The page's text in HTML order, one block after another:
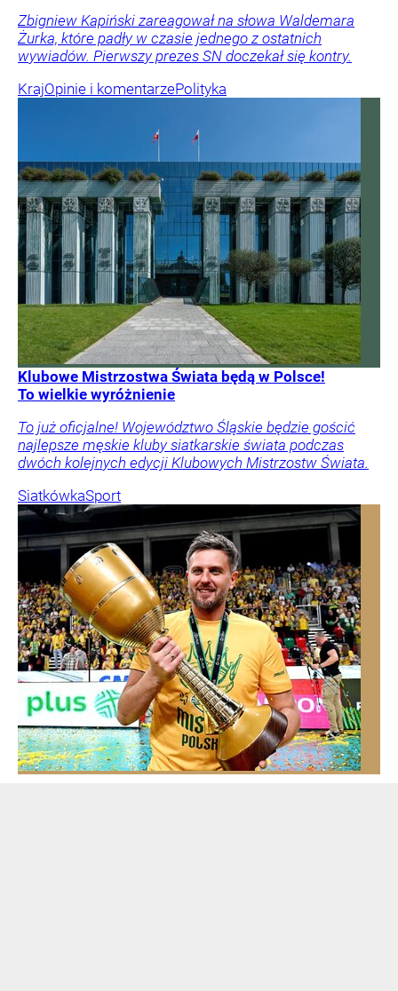
Zbigniew Kapiński zareagował na słowa Waldemara
Żurka, które padły w czasie jednego z ostatnich
wywiadów. Pierwszy prezes SN doczekał się kontry.
KrajOpinie i komentarzePolityka
Klubowe Mistrzostwa Świata będą w Polsce!
To wielkie wyróżnienie
To już oficjalne! Województwo Śląskie będzie gościć
najlepsze męskie kluby siatkarskie świata podczas
dwóch kolejnych edycji Klubowych Mistrzostw Świata.
SiatkówkaSport